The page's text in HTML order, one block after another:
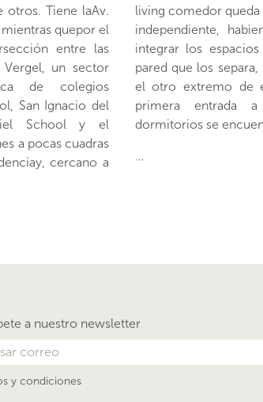
otros. Tiene laAv.
mientras quepor el
entre las
un sector
de colegios
San Ignacio del
School y el
a pocas cuadras
cercano a
lado de la cocina
posibilidad de
al tipo de
que hacia
áreas está la
la terraza. Los
dormitorios se
…
a nuestro newsletter
y condiciones